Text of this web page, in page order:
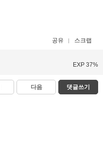
공유 스크랩
EXP 37%
다음 댓글쓰기